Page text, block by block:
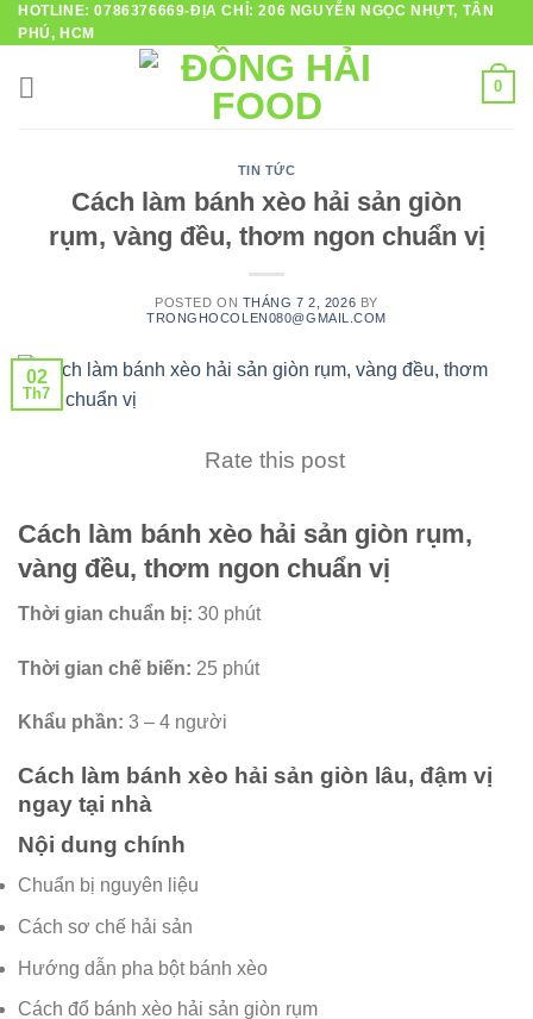
Skip
to
content
HOTLINE: 0786376669-ĐỊA CHỈ: 206 NGUYỄN NGỌC NHỰT, TÂN
PHÚ, HCM
0
TIN TỨC
Cách làm bánh xèo hải sản giòn
rụm, vàng đều, thơm ngon chuẩn vị
POSTED ON THÁNG 7 2, 2026 BY
TRONGHOCOLEN080@GMAIL.COM
02
Th7
Rate this post
Cách làm bánh xèo hải sản giòn rụm,
vàng đều, thơm ngon chuẩn vị
Thời gian chuẩn bị: 30 phút
Thời gian chế biến: 25 phút
Khẩu phần: 3 – 4 người
Cách làm bánh xèo hải sản giòn lâu, đậm vị
ngay tại nhà
Nội dung chính
Chuẩn bị nguyên liệu
Cách sơ chế hải sản
Hướng dẫn pha bột bánh xèo
Cách đổ bánh xèo hải sản giòn rụm